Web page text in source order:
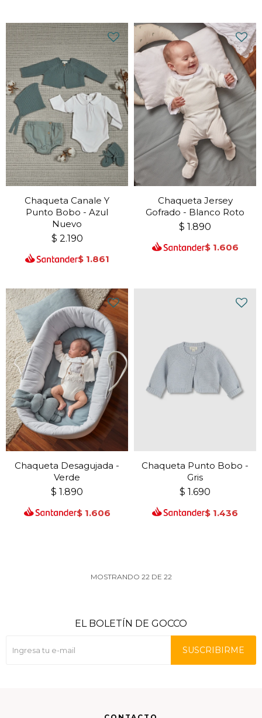
Chaqueta Canale Y
Punto Bobo - Azul
Nuevo
$ 2.190
$ 1.861
Chaqueta Jersey
Gofrado - Blanco Roto
$ 1.890
$ 1.606
Chaqueta Desagujada -
Verde
$ 1.890
$ 1.606
Chaqueta Punto Bobo -
Gris
$ 1.690
$ 1.436
MOSTRANDO 22DE 22
EL BOLETÍN DE GOCCO
SUSCRIBIRME